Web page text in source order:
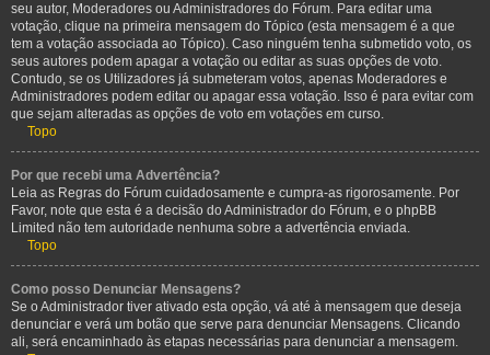
seu autor, Moderadores ou Administradores do Fórum. Para editar uma
votação, clique na primeira mensagem do Tópico (esta mensagem é a que
tem a votação associada ao Tópico). Caso ninguém tenha submetido voto, os
seus autores podem apagar a votação ou editar as suas opções de voto.
Contudo, se os Utilizadores já submeteram votos, apenas Moderadores e
Administradores podem editar ou apagar essa votação. Isso é para evitar com
que sejam alteradas as opções de voto em votações em curso.
Topo
Por que recebi uma Advertência?
Leia as Regras do Fórum cuidadosamente e cumpra-as rigorosamente. Por
Favor, note que esta é a decisão do Administrador do Fórum, e o phpBB
Limited não tem autoridade nenhuma sobre a advertência enviada.
Topo
Como posso Denunciar Mensagens?
Se o Administrador tiver ativado esta opção, vá até à mensagem que deseja
denunciar e verá um botão que serve para denunciar Mensagens. Clicando
ali, será encaminhado às etapas necessárias para denunciar a mensagem.